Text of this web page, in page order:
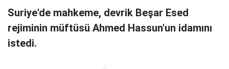
Suriye'de mahkeme, devrik Beşar Esed
rejiminin müftüsü Ahmed Hassun'un idamını
istedi.